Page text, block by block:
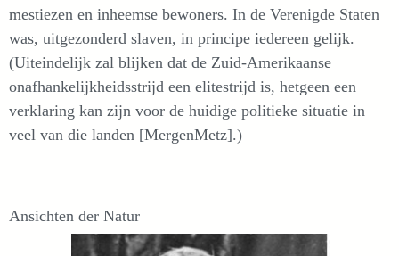
mestiezen en inheemse bewoners. In de Verenigde Staten
was, uitgezonderd slaven, in principe iedereen gelijk.
(Uiteindelijk zal blijken dat de Zuid-Amerikaanse
onafhankelijkheidsstrijd een elitestrijd is, hetgeen een
verklaring kan zijn voor de huidige politieke situatie in
veel van die landen [MergenMetz].)
Ansichten der Natur